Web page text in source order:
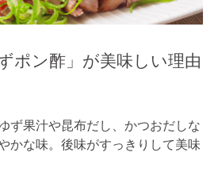
ポン酢」が美味しい理由
ず果汁や昆布だし、かつおだしな
かな味。後味がすっきりして美味